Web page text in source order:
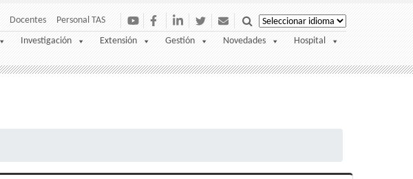
Docentes Personal TAS
Investigación Extensión Gestión Novedades Hospital